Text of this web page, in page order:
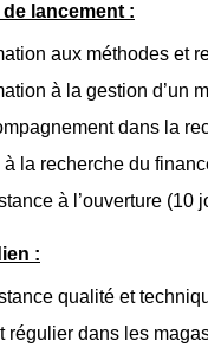
de lancement :
aux méthodes et
à la gestion d’un
dans la
la recherche du
à l’ouverture (10
:
qualité et
régulier dans les